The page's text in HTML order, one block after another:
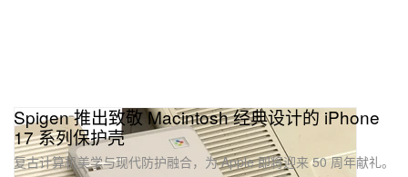
Spigen 推出致敬 Macintosh 经典设计的 iPhone
17 系列保护壳
复古计算机美学与现代防护融合，为 Apple 即将迎来 50 周年献礼。